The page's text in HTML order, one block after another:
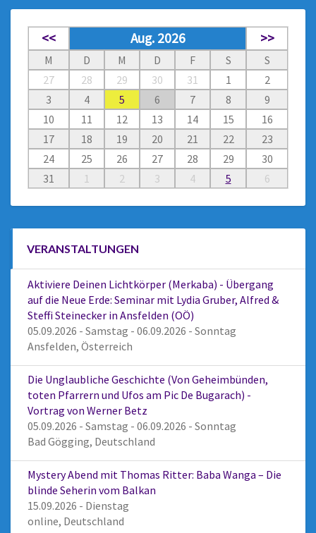
<< Aug. 2026 >>
M D M D F S
S
27
28 29 30 31 1
2
3
4 5 6 7 8
9
10
11 12 13 14 15
16
17
18 19 20 21 22
23
24
25 26 27 28 29
30
31
1 2 3 4 5 6
VERANSTALTUNGEN
Aktiviere Deinen Lichtkörper (Merkaba) - Übergang
auf die Neue Erde: Seminar mit Lydia Gruber, Alfred &
Steffi Steinecker in Ansfelden (OÖ)
05.09.2026 - Samstag - 06.09.2026 - Sonntag
Ansfelden, Österreich
Die Unglaubliche Geschichte (Von Geheimbünden,
toten Pfarrern und Ufos am Pic De Bugarach) -
Vortrag von Werner Betz
05.09.2026 - Samstag - 06.09.2026 - Sonntag
Bad Gögging, Deutschland
Mystery Abend mit Thomas Ritter: Baba Wanga – Die
blinde Seherin vom Balkan
15.09.2026 - Dienstag
online, Deutschland